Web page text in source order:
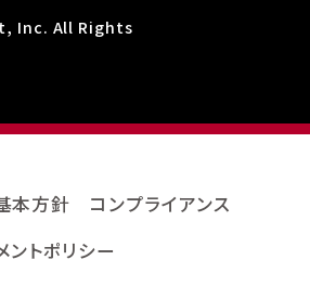
Inc. All Rights
本方針
コンプライアンス
ントポリシー